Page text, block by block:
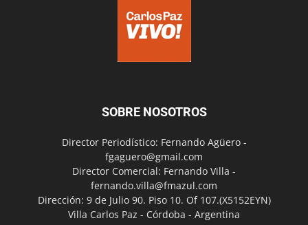
SOBRE NOSOTROS
Director Periodístico: Fernando Agüero -
fgaguero@gmail.com
Director Comercial: Fernando Villa -
fernando.villa@fmazul.com
Dirección: 9 de Julio 90. Piso 10. Of 107.(X5152EYN)
Villa Carlos Paz - Córdoba - Argentina